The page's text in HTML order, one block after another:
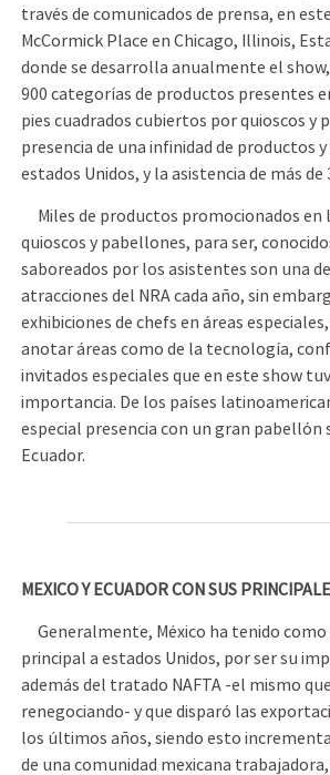
través de comunicados de prensa, en
McCormick Place en Chicago, Illinois,
donde se desarrolla anualmente el
900 categorías de productos presentes
pies cuadrados cubiertos por quioscos y
presencia de una infinidad de productos
estados Unidos, y la asistencia de más de
Miles de productos promocionados en
quioscos y pabellones, para ser,
saboreados por los asistentes son una
atracciones del NRA cada año, sin
exhibiciones de chefs en áreas
anotar áreas como de la tecnología,
invitados especiales que en este show
importancia. De los países
especial presencia con un gran pabellón
Ecuador.
MEXICO Y ECUADOR CON SUS
Generalmente, México ha tenido
principal a estados Unidos, por ser su
además del tratado NAFTA -el mismo
renegociando- y que disparó las
los últimos años, siendo esto
de una comunidad mexicana